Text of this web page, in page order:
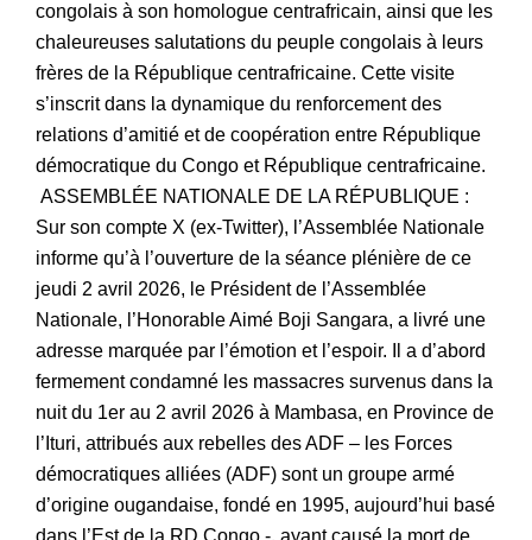
congolais à son homologue centrafricain, ainsi que les
chaleureuses salutations du peuple congolais à leurs
frères de la République centrafricaine. Cette visite
s’inscrit dans la dynamique du renforcement des
relations d’amitié et de coopération entre République
démocratique du Congo et République centrafricaine.
ASSEMBLÉE NATIONALE DE LA RÉPUBLIQUE :
Sur son compte X (ex-Twitter), l’Assemblée Nationale
informe qu’à l’ouverture de la séance plénière de ce
jeudi 2 avril 2026, le Président de l’Assemblée
Nationale, l’Honorable Aimé Boji Sangara, a livré une
adresse marquée par l’émotion et l’espoir. Il a d’abord
fermement condamné les massacres survenus dans la
nuit du 1er au 2 avril 2026 à Mambasa, en Province de
l’Ituri, attribués aux rebelles des ADF – les Forces
démocratiques alliées (ADF) sont un groupe armé
d’origine ougandaise, fondé en 1995, aujourd’hui basé